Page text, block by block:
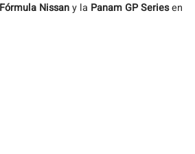
Fórmula Nissany la Panam GP Seriesen